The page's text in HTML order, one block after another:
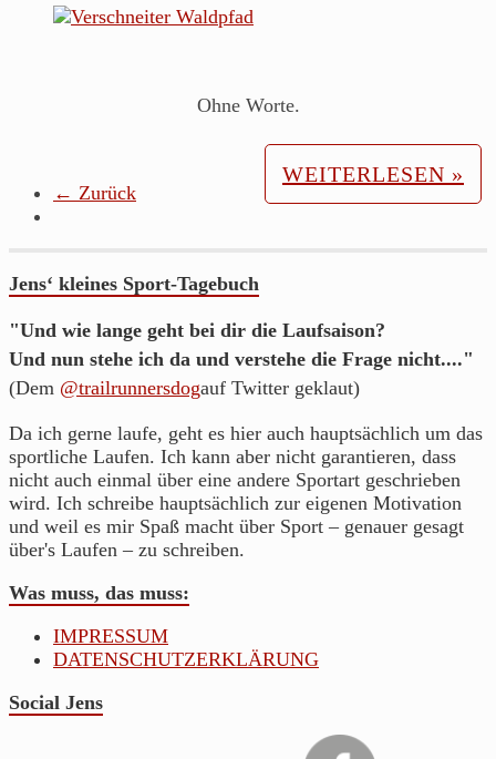
Ohne Worte.
WEITERLESEN »
← Zurück
Jens‘ kleines Sport-Tagebuch
"Und wie lange geht bei dir die Laufsaison?
Und nun stehe ich da und verstehe die Frage nicht...."
(Dem @trailrunnersdogauf Twitter geklaut)
Da ich gerne laufe, geht es hier auch hauptsächlich um das
sportliche Laufen. Ich kann aber nicht garantieren, dass
nicht auch einmal über eine andere Sportart geschrieben
wird. Ich schreibe hauptsächlich zur eigenen Motivation
und weil es mir Spaß macht über Sport – genauer gesagt
über's Laufen – zu schreiben.
Was muss, das muss:
IMPRESSUM
DATENSCHUTZERKLÄRUNG
Social Jens